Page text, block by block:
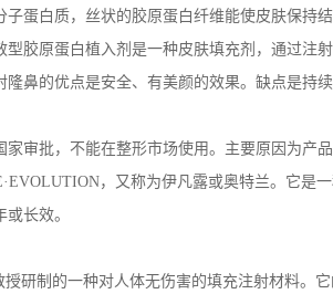
白质，丝状的胶原蛋白纤维能使皮肤保持
型胶原蛋白植入剂是一种皮肤填充剂，通过注
隆鼻的优点是安全、有美颜的效果。缺点是持
批，不能在整形市场使用。主要原因为产
，又称为伊凡露或奥特兰。它是
长效。
制的一种对人体无伤害的填充注射材料。